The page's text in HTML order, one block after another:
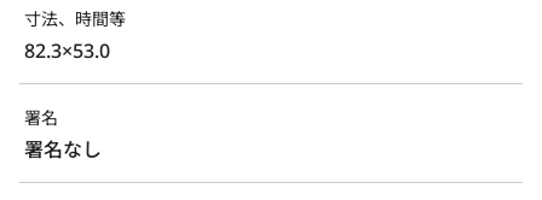
寸法、時間等
82.3×53.0
署名
署名なし